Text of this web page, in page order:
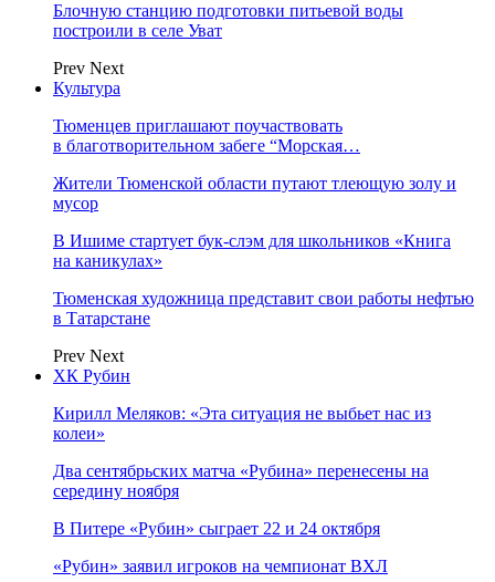
Блочную станцию подготовки питьевой воды
построили в селе Уват
Prev Next
Культура
Тюменцев приглашают поучаствовать
в благотворительном забеге “Морская…
Жители Тюменской области путают тлеющую золу и
мусор
В Ишиме стартует бук-слэм для школьников «Книга
на каникулах»
Тюменская художница представит свои работы нефтью
в Татарстане
Prev Next
ХК Рубин
Кирилл Меляков: «Эта ситуация не выбьет нас из
колеи»
Два сентябрьских матча «Рубина» перенесены на
середину ноября
В Питере «Рубин» сыграет 22 и 24 октября
«Рубин» заявил игроков на чемпионат ВХЛ